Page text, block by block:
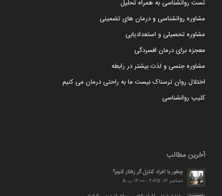
تست روانشناسی به همراه تحلیل
مشاوره روانشناسی و درمان های تضمینی
مشاوره تحصیلی و استعدادیابی
معجزه برای درمان افسردگی
مشاوره جنسی و لذت بیشتر در رابطه
اختلال روان ترسناک نیست ما به راحتی درمان می کنیم
کلیپ روانشناسی
آخرین مطالب
چطور با افراد کنترل گر رفتار کنیم؟
دسامبر 16, 2025 - 12:00 ب.ظ